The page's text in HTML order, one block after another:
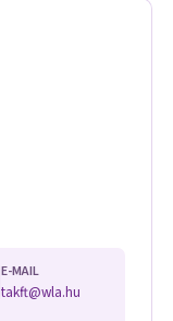
E-MAIL
takft@wla.hu